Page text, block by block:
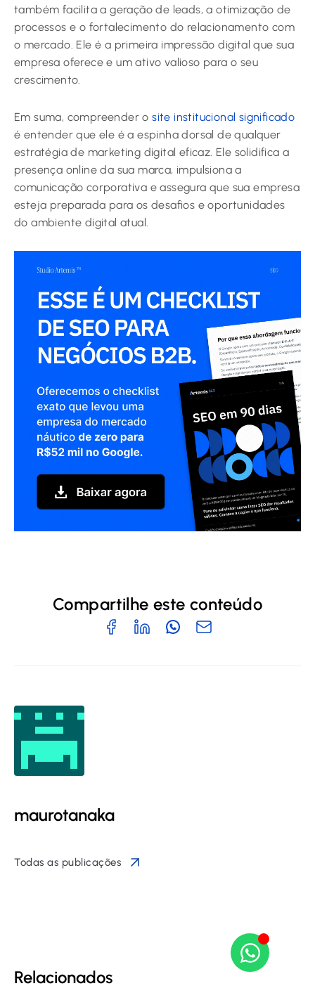
também facilita a geração de leads, a otimização de
processos e o fortalecimento do relacionamento com
o mercado. Ele é a primeira impressão digital que sua
empresa oferece e um ativo valioso para o seu
crescimento.
Em suma, compreender osite institucional significado
é entender que ele é a espinha dorsal de qualquer
estratégia de marketing digital eficaz. Ele solidifica a
presença online da sua marca, impulsiona a
comunicação corporativa e assegura que sua empresa
esteja preparada para os desafios e oportunidades
do ambiente digital atual.
Compartilhe este conteúdo
maurotanaka
Todas as publicações
Relacionados